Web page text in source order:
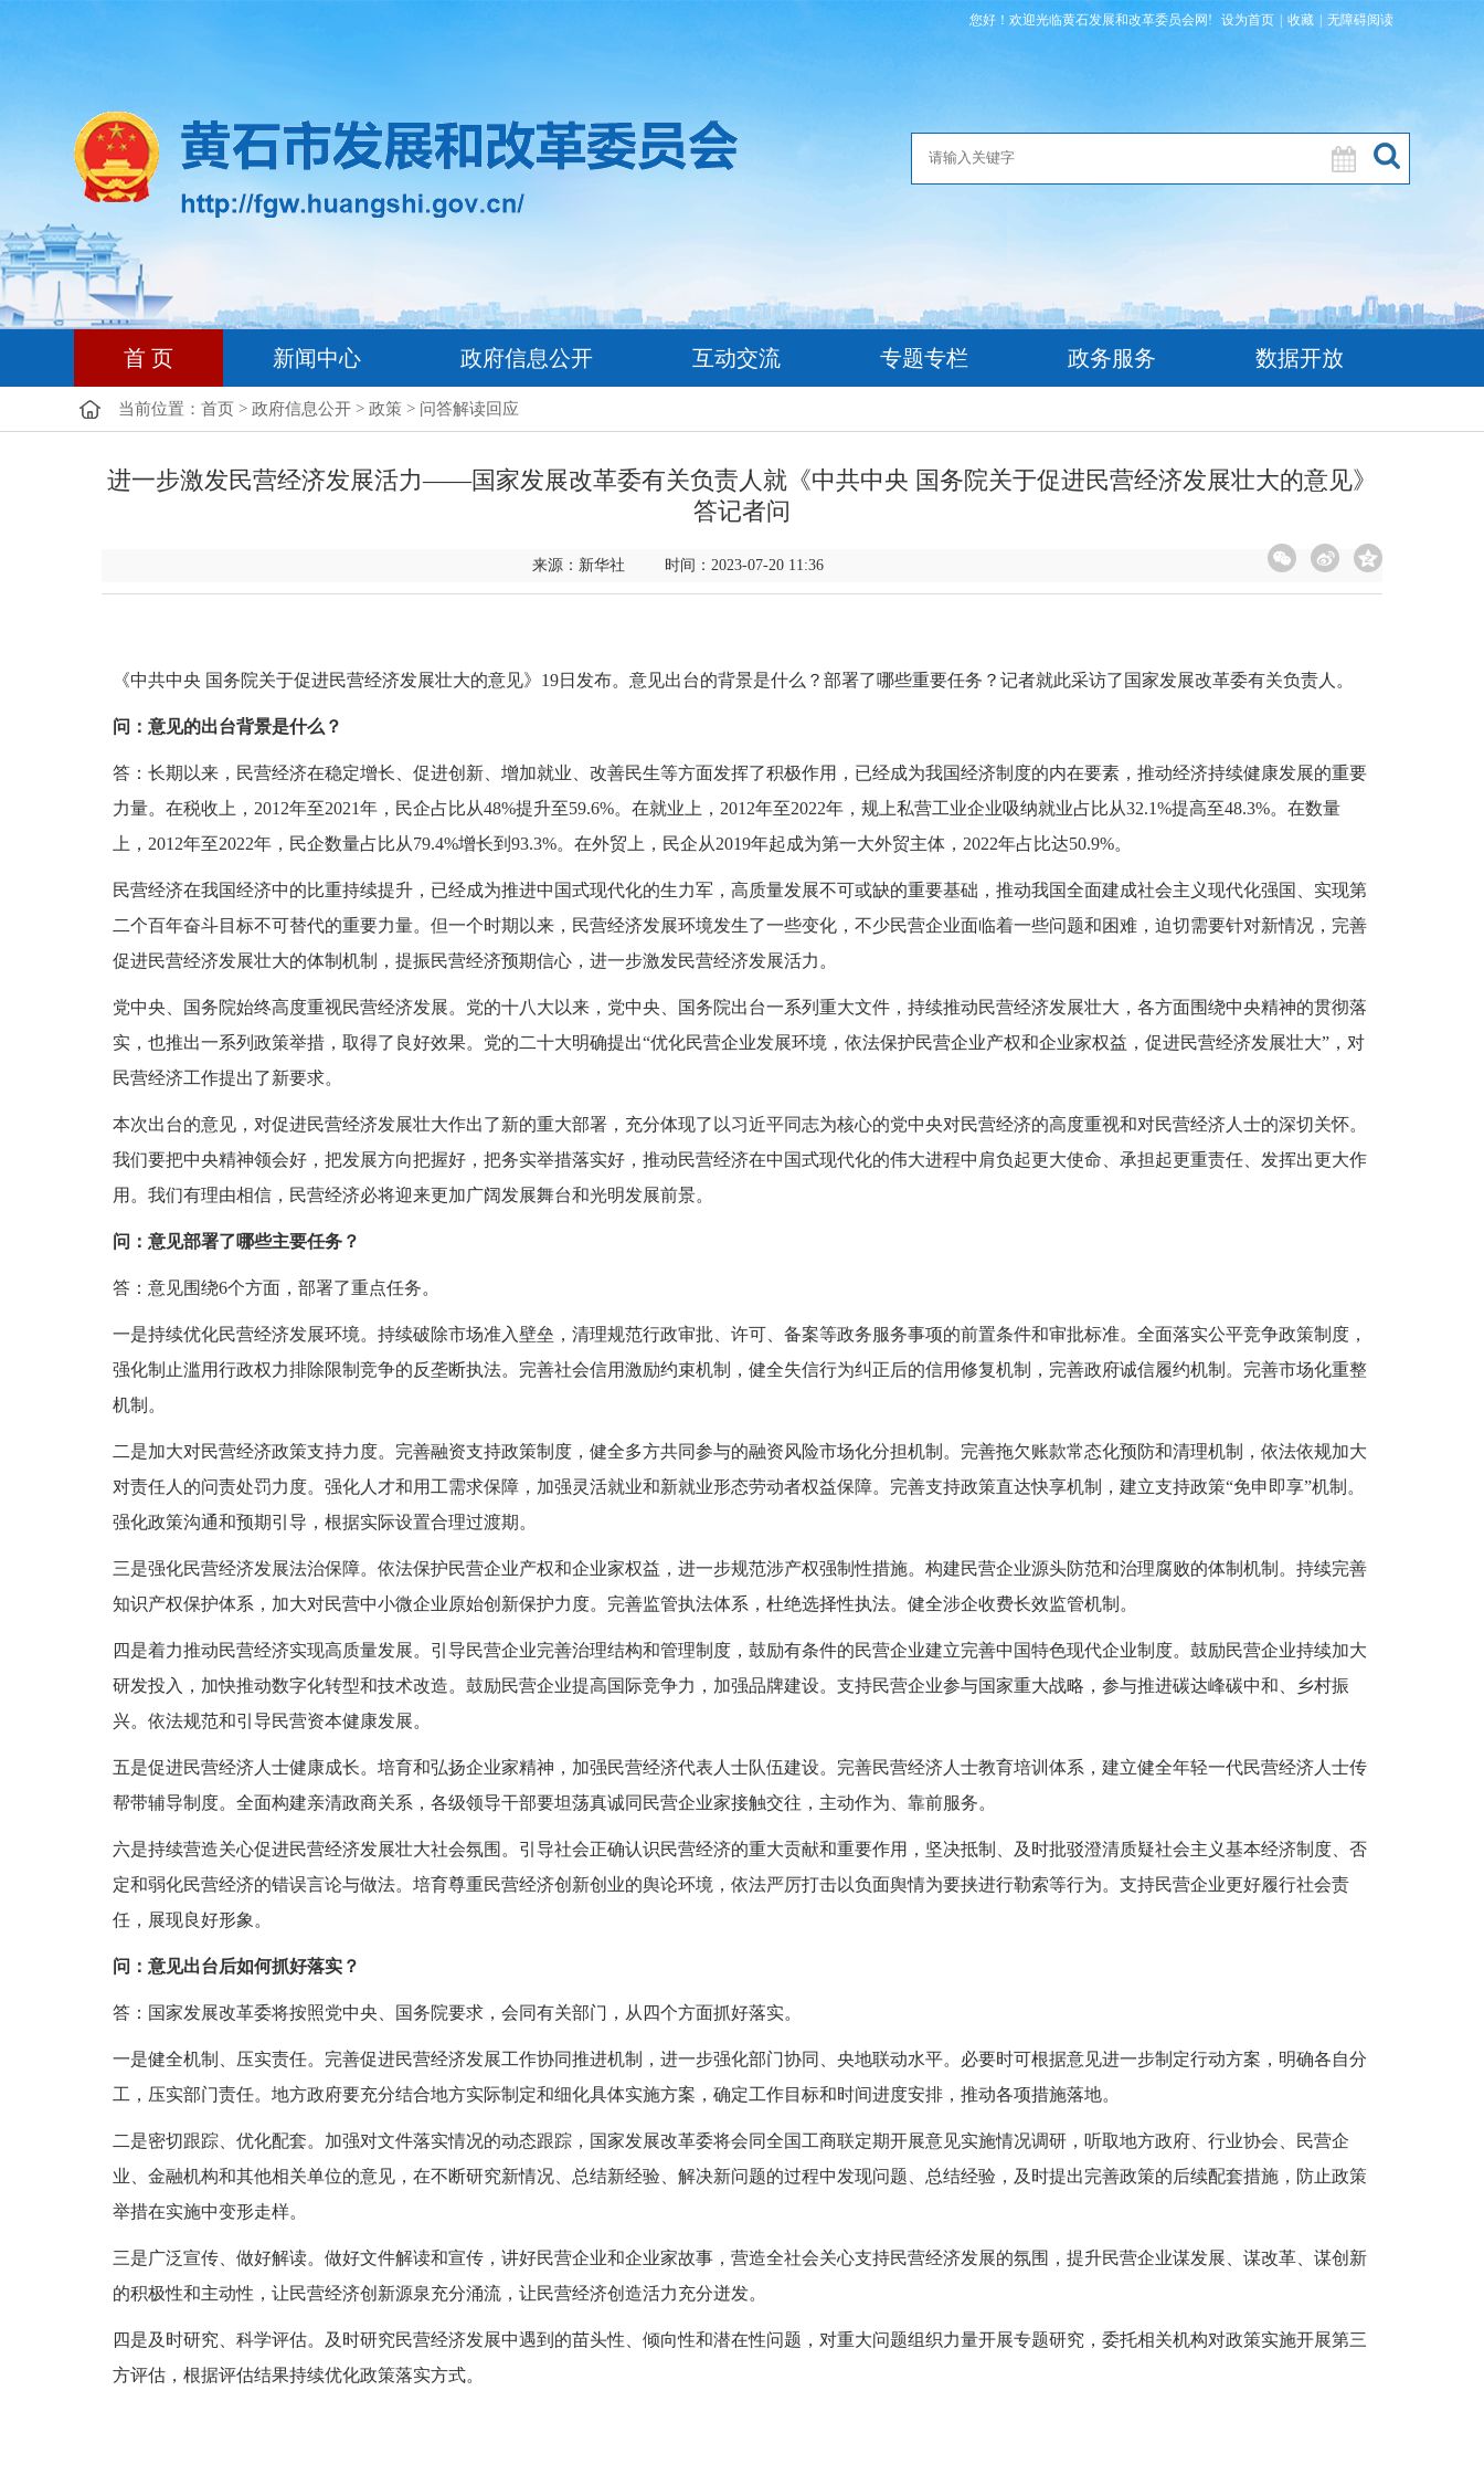
您好！欢迎光临黄石发展和改革委员会网! 设为首页 收藏 无障碍阅读
首 页 新闻中心 政府信息公开 互动交流 专题专栏 政务服务 数据开放
当前位置： 首页 > 政府信息公开 > 政策 > 问答解读回应
进一步激发民营经济发展活力——国家发展改革委有关负责人就《中共中央 国务院关于促进民营经济发展壮大的意见》
答记者问
来源：新华社 时间：2023-07-20 11:36
《中共中央 国务院关于促进民营经济发展壮大的意见》19日发布。意见出台的背景是什么？部署了哪些重要任务？记者就此采访了国家发展改革委有关负责人。
问：意见的出台背景是什么？
答：长期以来，民营经济在稳定增长、促进创新、增加就业、改善民生等方面发挥了积极作用，已经成为我国经济制度的内在要素，推动经济持续健康发展的重要
力量。在税收上，2012年至2021年，民企占比从48%提升至59.6%。在就业上，2012年至2022年，规上私营工业企业吸纳就业占比从32.1%提高至48.3%。在数量
上，2012年至2022年，民企数量占比从79.4%增长到93.3%。在外贸上，民企从2019年起成为第一大外贸主体，2022年占比达50.9%。
民营经济在我国经济中的比重持续提升，已经成为推进中国式现代化的生力军，高质量发展不可或缺的重要基础，推动我国全面建成社会主义现代化强国、实现第
二个百年奋斗目标不可替代的重要力量。但一个时期以来，民营经济发展环境发生了一些变化，不少民营企业面临着一些问题和困难，迫切需要针对新情况，完善
促进民营经济发展壮大的体制机制，提振民营经济预期信心，进一步激发民营经济发展活力。
党中央、国务院始终高度重视民营经济发展。党的十八大以来，党中央、国务院出台一系列重大文件，持续推动民营经济发展壮大，各方面围绕中央精神的贯彻落
实，也推出一系列政策举措，取得了良好效果。党的二十大明确提出“优化民营企业发展环境，依法保护民营企业产权和企业家权益，促进民营经济发展壮大”，对
民营经济工作提出了新要求。
本次出台的意见，对促进民营经济发展壮大作出了新的重大部署，充分体现了以习近平同志为核心的党中央对民营经济的高度重视和对民营经济人士的深切关怀。
我们要把中央精神领会好，把发展方向把握好，把务实举措落实好，推动民营经济在中国式现代化的伟大进程中肩负起更大使命、承担起更重责任、发挥出更大作
用。我们有理由相信，民营经济必将迎来更加广阔发展舞台和光明发展前景。
问：意见部署了哪些主要任务？
答：意见围绕6个方面，部署了重点任务。
一是持续优化民营经济发展环境。持续破除市场准入壁垒，清理规范行政审批、许可、备案等政务服务事项的前置条件和审批标准。全面落实公平竞争政策制度，
强化制止滥用行政权力排除限制竞争的反垄断执法。完善社会信用激励约束机制，健全失信行为纠正后的信用修复机制，完善政府诚信履约机制。完善市场化重整
机制。
二是加大对民营经济政策支持力度。完善融资支持政策制度，健全多方共同参与的融资风险市场化分担机制。完善拖欠账款常态化预防和清理机制，依法依规加大
对责任人的问责处罚力度。强化人才和用工需求保障，加强灵活就业和新就业形态劳动者权益保障。完善支持政策直达快享机制，建立支持政策“免申即享”机制。
强化政策沟通和预期引导，根据实际设置合理过渡期。
三是强化民营经济发展法治保障。依法保护民营企业产权和企业家权益，进一步规范涉产权强制性措施。构建民营企业源头防范和治理腐败的体制机制。持续完善
知识产权保护体系，加大对民营中小微企业原始创新保护力度。完善监管执法体系，杜绝选择性执法。健全涉企收费长效监管机制。
四是着力推动民营经济实现高质量发展。引导民营企业完善治理结构和管理制度，鼓励有条件的民营企业建立完善中国特色现代企业制度。鼓励民营企业持续加大
研发投入，加快推动数字化转型和技术改造。鼓励民营企业提高国际竞争力，加强品牌建设。支持民营企业参与国家重大战略，参与推进碳达峰碳中和、乡村振
兴。依法规范和引导民营资本健康发展。
五是促进民营经济人士健康成长。培育和弘扬企业家精神，加强民营经济代表人士队伍建设。完善民营经济人士教育培训体系，建立健全年轻一代民营经济人士传
帮带辅导制度。全面构建亲清政商关系，各级领导干部要坦荡真诚同民营企业家接触交往，主动作为、靠前服务。
六是持续营造关心促进民营经济发展壮大社会氛围。引导社会正确认识民营经济的重大贡献和重要作用，坚决抵制、及时批驳澄清质疑社会主义基本经济制度、否
定和弱化民营经济的错误言论与做法。培育尊重民营经济创新创业的舆论环境，依法严厉打击以负面舆情为要挟进行勒索等行为。支持民营企业更好履行社会责
任，展现良好形象。
问：意见出台后如何抓好落实？
答：国家发展改革委将按照党中央、国务院要求，会同有关部门，从四个方面抓好落实。
一是健全机制、压实责任。完善促进民营经济发展工作协同推进机制，进一步强化部门协同、央地联动水平。必要时可根据意见进一步制定行动方案，明确各自分
工，压实部门责任。地方政府要充分结合地方实际制定和细化具体实施方案，确定工作目标和时间进度安排，推动各项措施落地。
二是密切跟踪、优化配套。加强对文件落实情况的动态跟踪，国家发展改革委将会同全国工商联定期开展意见实施情况调研，听取地方政府、行业协会、民营企
业、金融机构和其他相关单位的意见，在不断研究新情况、总结新经验、解决新问题的过程中发现问题、总结经验，及时提出完善政策的后续配套措施，防止政策
举措在实施中变形走样。
三是广泛宣传、做好解读。做好文件解读和宣传，讲好民营企业和企业家故事，营造全社会关心支持民营经济发展的氛围，提升民营企业谋发展、谋改革、谋创新
的积极性和主动性，让民营经济创新源泉充分涌流，让民营经济创造活力充分迸发。
四是及时研究、科学评估。及时研究民营经济发展中遇到的苗头性、倾向性和潜在性问题，对重大问题组织力量开展专题研究，委托相关机构对政策实施开展第三
方评估，根据评估结果持续优化政策落实方式。